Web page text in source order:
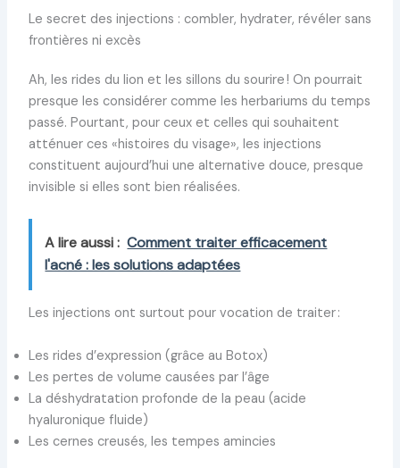
Le secret des injections : combler, hydrater, révéler sans
frontières ni excès
Ah, les rides du lion et les sillons du sourire ! On pourrait
presque les considérer comme les herbariums du temps
passé. Pourtant, pour ceux et celles qui souhaitent
atténuer ces «histoires du visage», les injections
constituent aujourd’hui une alternative douce, presque
invisible si elles sont bien réalisées.
A lire aussi : Comment traiter efficacement
l'acné : les solutions adaptées
Les injections ont surtout pour vocation de traiter :
Les rides d’expression (grâce au Botox)
Les pertes de volume causées par l’âge
La déshydratation profonde de la peau (acide
hyaluronique fluide)
Les cernes creusés, les tempes amincies